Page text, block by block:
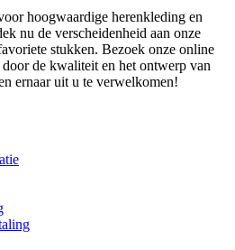
hoogwaardige herenkleding en
nu de verscheidenheid aan onze
stukken. Bezoek onze online
de kwaliteit en het ontwerp van
ernaar uit u te verwelkomen!